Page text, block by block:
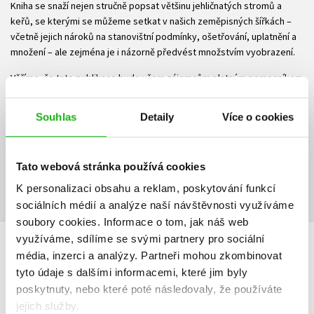
Souhlas Detaily Více o cookies
Tato webová stránka používá cookies
K personalizaci obsahu a reklam, poskytování funkcí
sociálních médií a analýze naší návštěvnosti využíváme
soubory cookies. Informace o tom, jak náš web
využíváme, sdílíme se svými partnery pro sociální
média, inzerci a analýzy. Partneři mohou zkombinovat
tyto údaje s dalšími informacemi, které jim byly
poskytnuty, nebo které poté následovaly, že používáte
jejich služby.
Kniha se snaží nejen stručně popsat většinu jehličnatých stromů a
keřů, se kterými se můžeme setkat v našich zeměpisných šířkách –
včetně jejich nároků na stanovištní podmínky, ošetřování, uplatnění a
množení – ale zejména je i názorně předvést množstvím vyobrazení.
Věříme, že tato publikace bude všem zájemcům platným pomocníkem
Ke stažení
Obsah.pdf Ukázka.pdf
HODNOCENÍ ČTENÁŘŮ
V současné době nejsou vytvořena žádná uživatelská hodnocení.